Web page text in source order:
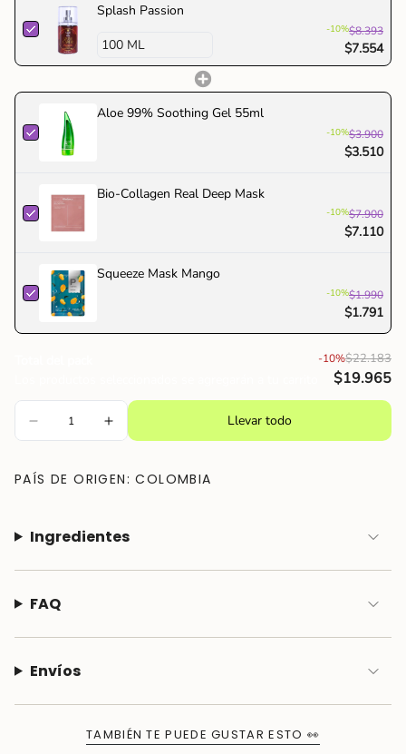
quantity
"maximum_of"=>"Máximo
de
quantity
Splash Passion
-10%$8.393
$7.554
Aloe 99% Soothing Gel 55ml
-10%$3.900
$3.510
Bio-Collagen Real Deep Mask
-10%$7.900
$7.110
Squeeze Mask Mango
-10%$1.990
$1.791
-10%$22.183
$19.965
Llevar todo
PAÍS DE ORIGEN: COLOMBIA
Ingredientes
FAQ
Envíos
TAMBIÉN TE PUEDE GUSTAR ESTO 👀